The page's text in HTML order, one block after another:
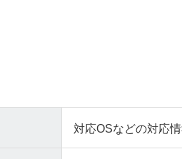
対応OSなどの対応情